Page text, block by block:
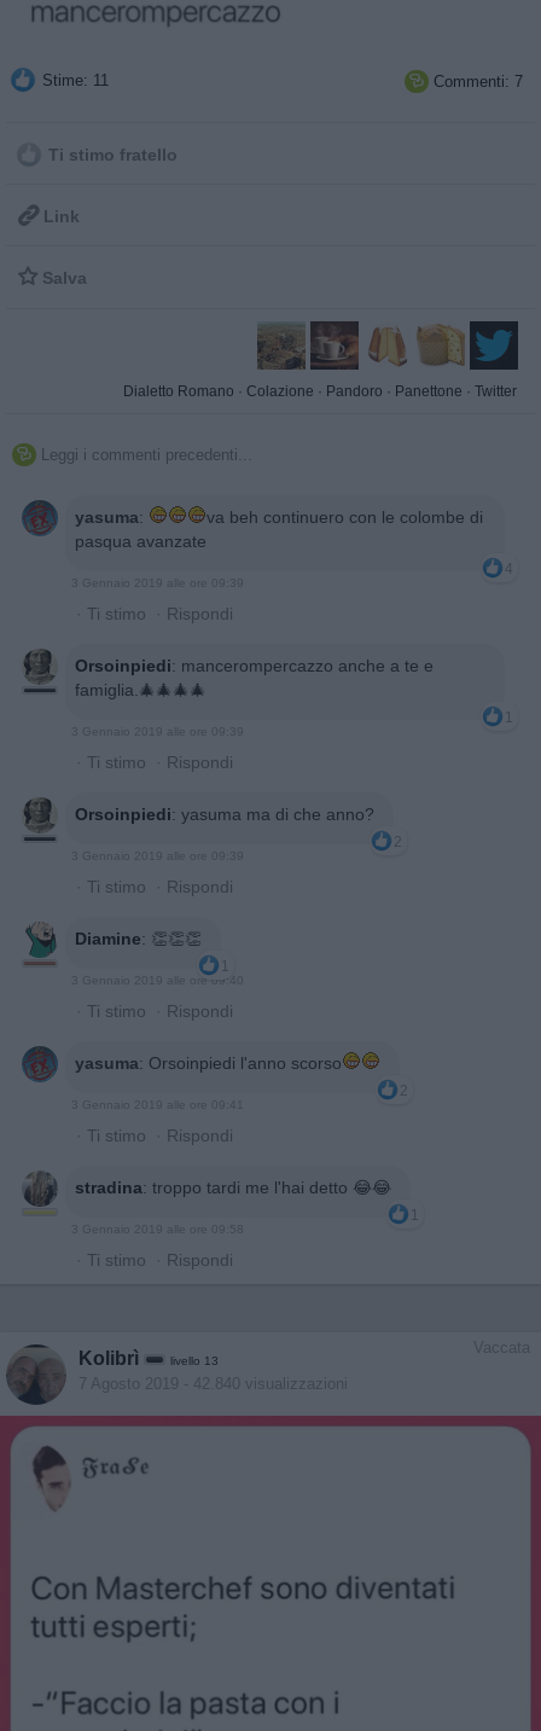
Stime: 11  Commenti: 7
Ti stimo fratello
 Link
 Salva
Dialetto Romano · Colazione · Pandoro · Panettone · Twitter
 Leggi i commenti precedenti...
yasuma:
va beh continuero con le colombe di
pasqua avanzate
4
3 Gennaio 2019 alle ore 09:39
· Ti stimo · Rispondi
Orsoinpiedi: mancerompercazzo anche a te e
famiglia.🎄🎄🎄🎄
1
3 Gennaio 2019 alle ore 09:39
· Ti stimo · Rispondi
Orsoinpiedi: yasuma ma di che anno?
2
3 Gennaio 2019 alle ore 09:39
· Ti stimo · Rispondi
Diamine: 👏👏👏
1
3 Gennaio 2019 alle ore 09:40
· Ti stimo · Rispondi
yasuma: Orsoinpiedi l'anno scorso
2
3 Gennaio 2019 alle ore 09:41
· Ti stimo · Rispondi
stradina: troppo tardi me l'hai detto 😂😂
1
3 Gennaio 2019 alle ore 09:58
· Ti stimo · Rispondi
Vaccata
Kolibrì livello 13
7 Agosto 2019 - 42.840 visualizzazioni